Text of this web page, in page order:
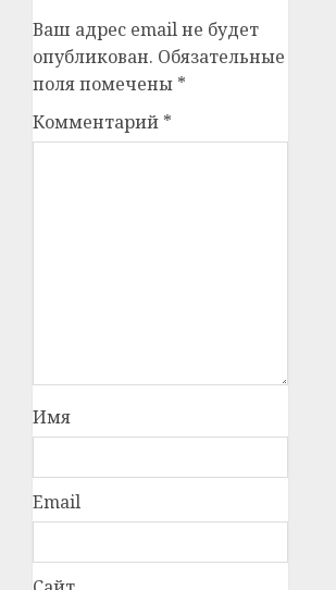
Ваш адрес email не будет
опубликован. Обязательные
поля помечены *
Комментарий *
Имя
Email